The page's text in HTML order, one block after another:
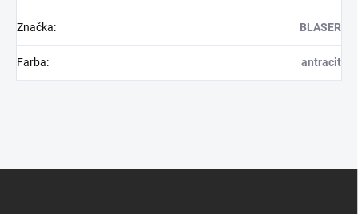
Značka: BLASER
Farba: antracit